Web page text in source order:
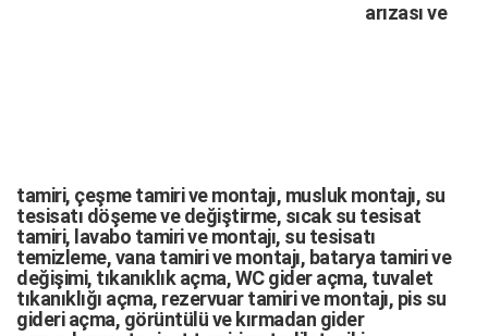
arızasıve
tamiri, çeşme tamirivemontajı, musluk montajı, su
tesisatı döşemeve değiştirme, sıcak su tesisat
tamiri, lavabo tamirivemontajı, su tesisatı
temizleme,vana tamirivemontajı, batarya tamirive
değişimi, tıkanıklık açma,WC gider açma, tuvalet
tıkanıklığı açma, rezervuar tamirive montajı, pis su
gideri açma, görüntülü ve kırmadan gider